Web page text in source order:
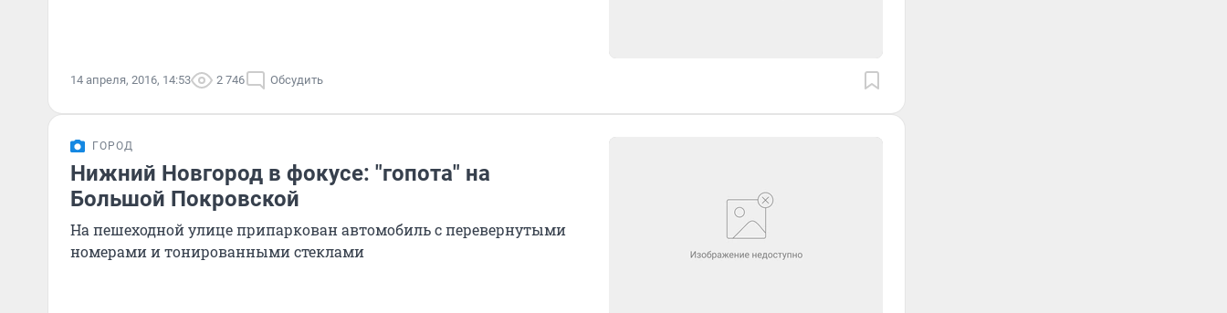
14 апреля, 2016, 14:53 2 746 Обсудить
ГОРОД
Нижний Новгород в фокусе: "гопота" на
Большой Покровской
На пешеходной улице припаркован автомобиль с перевернутыми
номерами и тонированными стеклами